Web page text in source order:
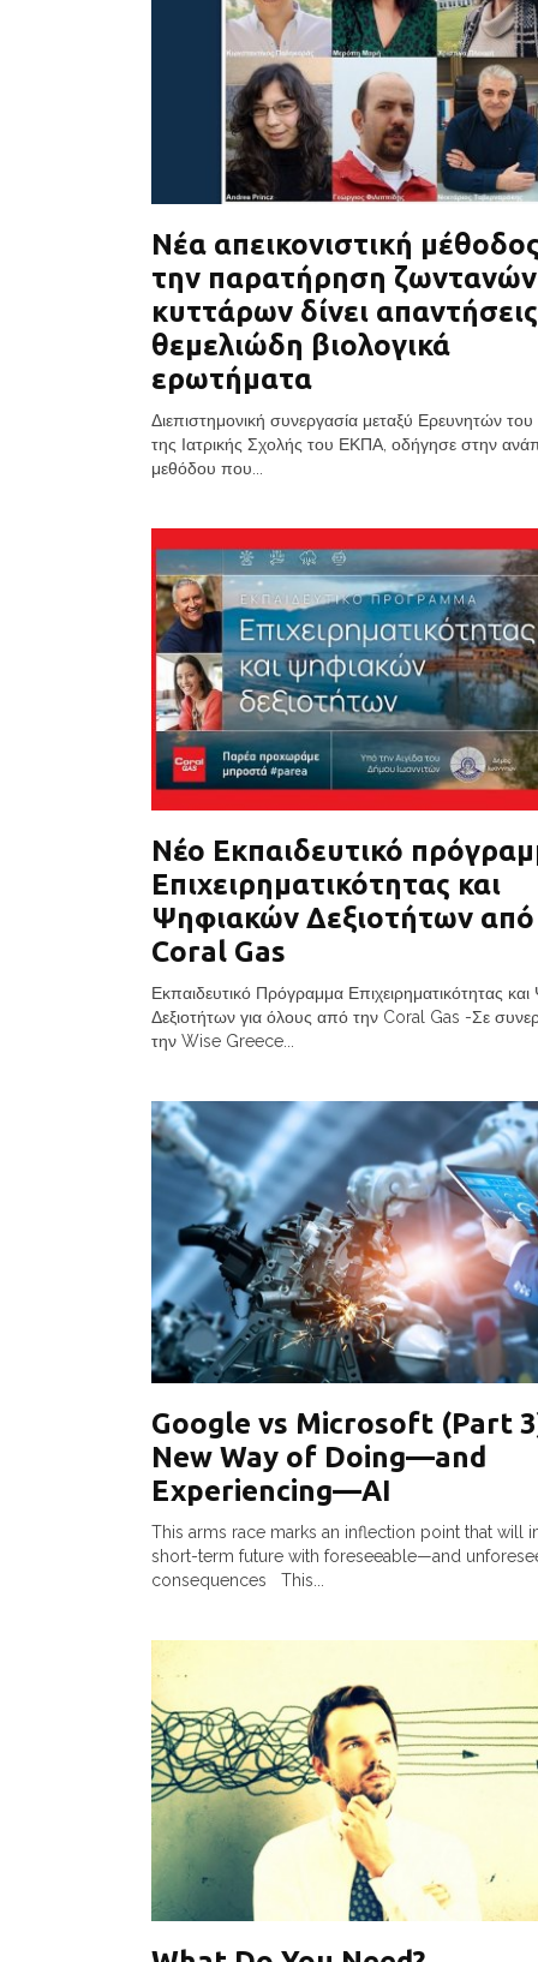
Νέα απεικονιστική
την παρατήρηση ζωντανών
κυττάρων δίνει
θεμελιώδη βιολογικά
ερωτήματα
Διεπιστημονική συνεργασία μεταξύ Ερευνητών του
της Ιατρικής Σχολής του ΕΚΠΑ, οδήγησε στην
μεθόδου που...
Νέο Εκπαιδευτικό
Επιχειρηματικότητας και
Ψηφιακών Δεξιοτήτων από
Coral Gas
Εκπαιδευτικό Πρόγραμμα Επιχειρηματικότητας
Δεξιοτήτων για όλους από την Coral Gas -Σε
την Wise Greece...
Google vs Microsoft (Part
New Way of Doing—and
Experiencing—AI
This arms race marks an inflection point that will
short-term future with foreseeable—and
consequences This...